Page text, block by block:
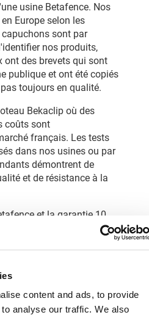
content and ads, to provide
analyse our traffic. We also
usine Betafence. Nos
Europe selon les
capuchons sont par
nos produits,
ont des brevets qui sont
publique et ont été copiés
toujours en qualité.
Bekaclip où des
coûts sont
français. Les tests
dans nos usines ou par
démontrent de
et de résistance à la
et la garantie 10